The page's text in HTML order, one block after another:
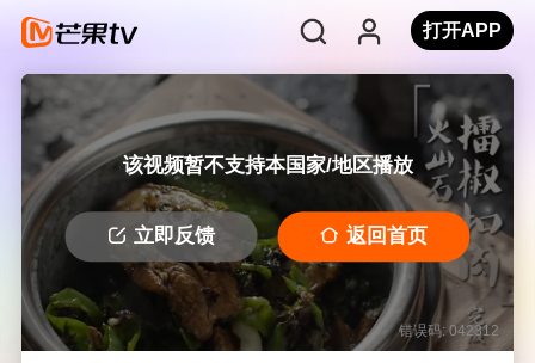
打开APP
该视频暂不支持本国家/地区播放
立即反馈 返回首页
错误码: 042312